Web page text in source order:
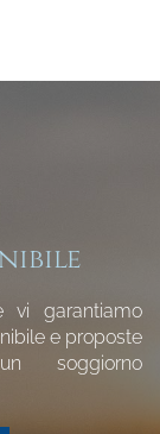
vi garantiamo
e proposte
soggiorno